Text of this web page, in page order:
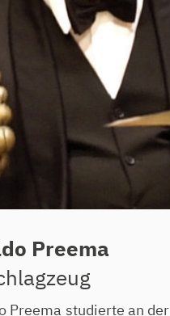
Preema
Preema studierte an der